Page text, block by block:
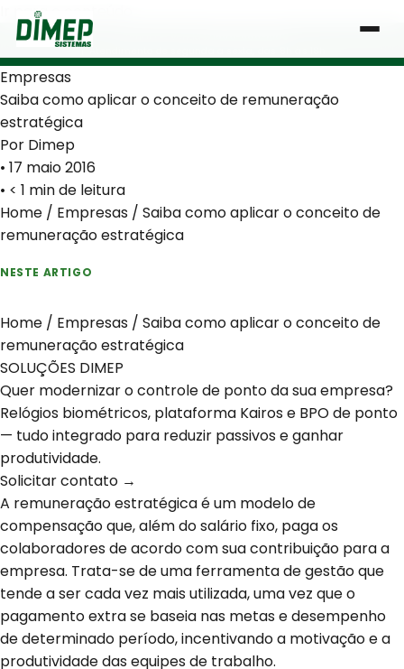
Ir para o conteúdo
| Atendimento de segunda a sexta, das 8h às 18h
Empresas
Saiba como aplicar o conceito de remuneração
estratégica
Por Dimep
• 17 maio 2016
• < 1 min de leitura
Home / Empresas / Saiba como aplicar o conceito de
remuneração estratégica
NESTE ARTIGO
Home / Empresas / Saiba como aplicar o conceito de
remuneração estratégica
SOLUÇÕES DIMEP
Quer modernizar o controle de ponto da sua empresa?
Relógios biométricos, plataforma Kairos e BPO de ponto
— tudo integrado para reduzir passivos e ganhar
produtividade.
Solicitar contato →
A remuneração estratégica é um modelo de
compensação que, além do salário fixo, paga os
colaboradores de acordo com sua contribuição para a
empresa. Trata-se de uma ferramenta de gestão que
tende a ser cada vez mais utilizada, uma vez que o
pagamento extra se baseia nas metas e desempenho
de determinado período, incentivando a motivação e a
produtividade das equipes de trabalho.